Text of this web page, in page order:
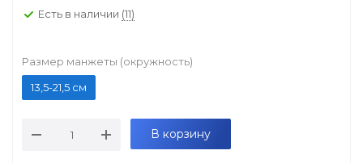
Есть в наличии (11)
Размер манжеты (окружность)
13,5-21,5 см
В корзину